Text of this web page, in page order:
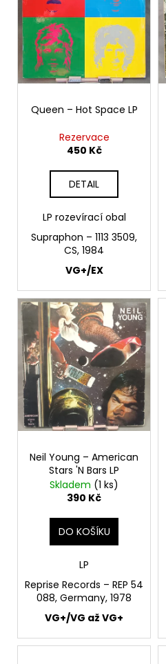
s
p
o
Queen – Hot Space LP
Rezervace
450 Kč
DETAIL
LP rozevírací obal
Supraphon – 1113 3509,
CS, 1984
VG+/EX
Neil Young – American
Stars 'N Bars LP
Skladem (1 ks)
390 Kč
DO KOŠÍKU
LP
Reprise Records – REP 54
088, Germany, 1978
VG+/VG až VG+